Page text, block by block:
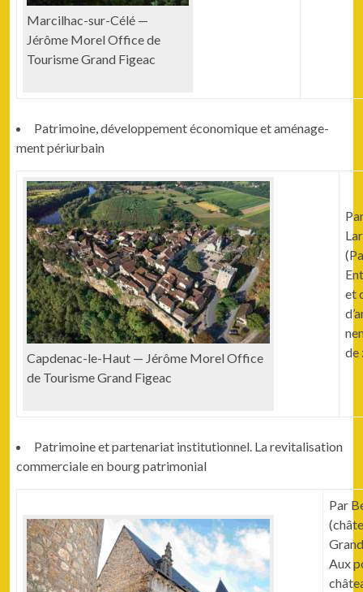
Mar­cil­hac-sur-Célé —
Jérôme Morel Office de
Tourisme Grand Figeac
Pat­ri­moine, développe­ment économique et amé­nage­
ment périurbain
Cap­denac-le-Haut — Jérôme Morel Office
de Tourisme Grand Figeac
et
de
Pat­ri­moine et parte­nar­i­at insti­tu­tion­nel. La revi­tal­i­sa­tion
com­mer­ciale en bourg patrimonial
Par
Aux